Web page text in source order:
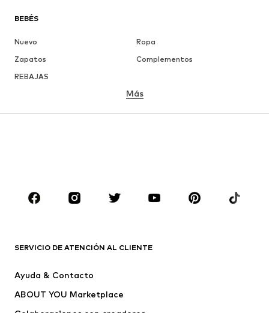
BEBÉS
Nuevo
Ropa
Zapatos
Complementos
REBAJAS
MARCAS
ADIDAS SPORTSWEAR
PUMA
CeLaVi
Más
SERVICIO DE ATENCIÓN AL CLIENTE
Ayuda & Contacto
ABOUT YOU Marketplace